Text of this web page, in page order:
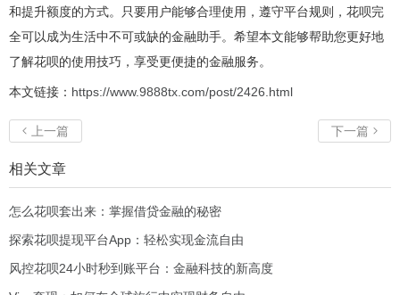
和提升额度的方式。只要用户能够合理使用，遵守平台规则，花呗完
全可以成为生活中不可或缺的金融助手。希望本文能够帮助您更好地
了解花呗的使用技巧，享受更便捷的金融服务。
本文链接： https://www.9888tx.com/post/2426.html
 上一篇 下一篇 
相关文章
怎么花呗套出来：掌握借贷金融的秘密
探索花呗提现平台App：轻松实现金流自由
风控花呗24小时秒到账平台：金融科技的新高度